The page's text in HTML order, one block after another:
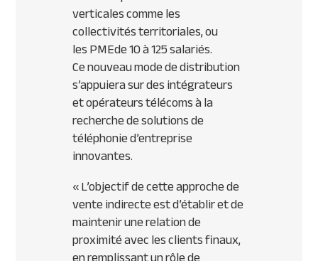
verticales comme les
collectivités territoriales, ou
lesPMEde 10 à 125 salariés.
Ce nouveau mode de distribution
s’appuiera sur des intégrateurs
et opérateurs télécoms à la
recherche de solutions de
téléphonie d’entreprise
innovantes.
« L’objectif de cette approche de
vente indirecte est d’établir et de
maintenir une relation de
proximité avec les clients finaux,